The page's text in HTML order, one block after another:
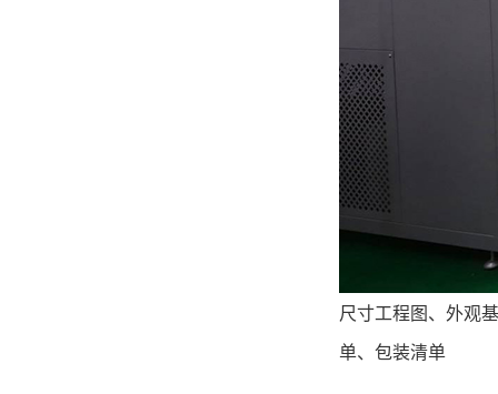
尺寸工程图、外观
单、包装清单